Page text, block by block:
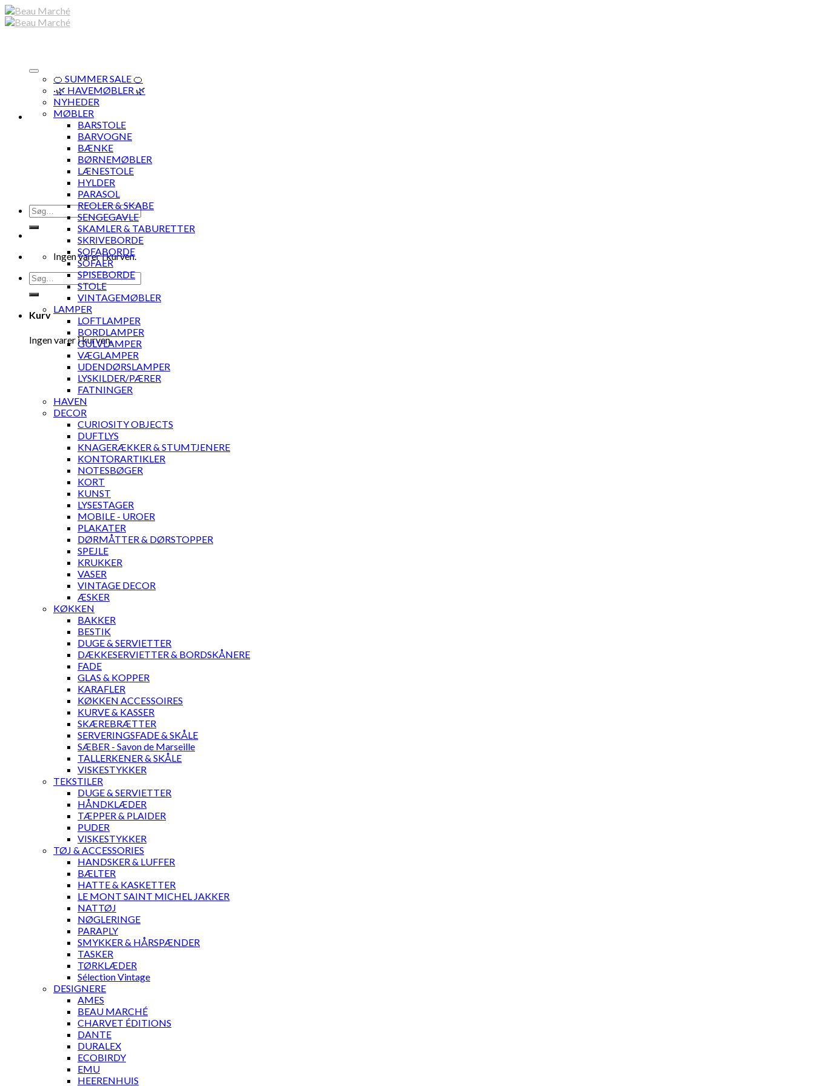
Skip
to
Søg
efter:
Ingen varer i kurven.
Søg
efter:
Kurv
Ingen varer i kurven.
🍊 SUMMER SALE 🍊
·🌿 HAVEMØBLER 🌿
NYHEDER
MØBLER
BARSTOLE
BARVOGNE
BÆNKE
BØRNEMØBLER
LÆNESTOLE
HYLDER
PARASOL
REOLER & SKABE
SENGEGAVLE
SKAMLER & TABURETTER
SKRIVEBORDE
SOFABORDE
SOFAER
SPISEBORDE
STOLE
VINTAGEMØBLER
LAMPER
LOFTLAMPER
BORDLAMPER
GULVLAMPER
VÆGLAMPER
UDENDØRSLAMPER
LYSKILDER/PÆRER
FATNINGER
HAVEN
DECOR
CURIOSITY OBJECTS
DUFTLYS
KNAGERÆKKER & STUMTJENERE
KONTORARTIKLER
NOTESBØGER
KORT
KUNST
LYSESTAGER
MOBILE - UROER
PLAKATER
DØRMÅTTER & DØRSTOPPER
SPEJLE
KRUKKER
VASER
VINTAGE DECOR
ÆSKER
KØKKEN
BAKKER
BESTIK
DUGE & SERVIETTER
DÆKKESERVIETTER & BORDSKÅNERE
FADE
GLAS & KOPPER
KARAFLER
KØKKEN ACCESSOIRES
KURVE & KASSER
SKÆREBRÆTTER
SERVERINGSFADE & SKÅLE
SÆBER - Savon de Marseille
TALLERKENER & SKÅLE
VISKESTYKKER
TEKSTILER
DUGE & SERVIETTER
HÅNDKLÆDER
TÆPPER & PLAIDER
PUDER
VISKESTYKKER
TØJ & ACCESSORIES
HANDSKER & LUFFER
BÆLTER
HATTE & KASKETTER
LE MONT SAINT MICHEL JAKKER
NATTØJ
NØGLERINGE
PARAPLY
SMYKKER & HÅRSPÆNDER
TASKER
TØRKLÆDER
Sélection Vintage
DESIGNERE
AMES
BEAU MARCHÉ
CHARVET ÉDITIONS
DANTE
DURALEX
ECOBIRDY
EMU
HEERENHUIS